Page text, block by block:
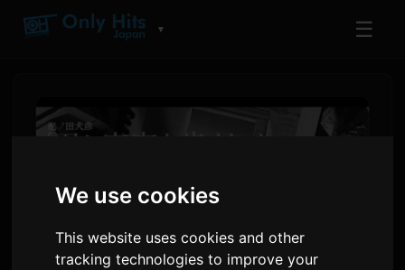
We use cookies
This website uses cookies and other
tracking technologies to improve your
▼ ☰